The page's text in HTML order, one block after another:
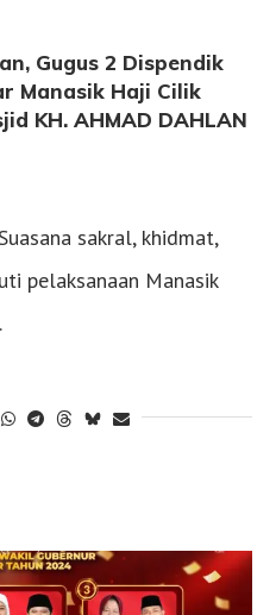
Gugus 2 Dispendik
Manasik Haji Cilik
KH. AHMAD DAHLAN
sakral, khidmat,
pelaksanaan Manasik